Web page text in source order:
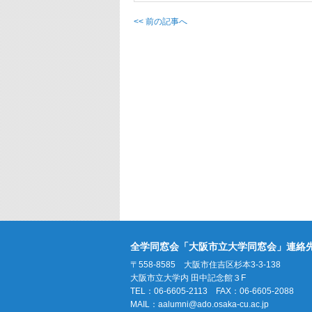
<< 前の記事へ
全学同窓会「大阪市立大学同窓会」連絡
〒558-8585 大阪市住吉区杉本3-3-138
大阪市立大学内 田中記念館３F
TEL：06-6605-2113 FAX：06-6605-2088
MAIL： aalumni@ado.osaka-cu.ac.jp